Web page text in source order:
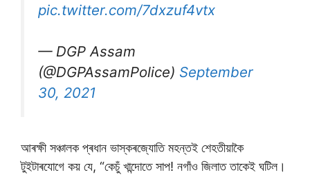
pic.twitter.com/7dxzuf4vtx
— DGP Assam
(@DGPAssamPolice) September
30, 2021
আৰক্ষী সঞ্চালক প্ৰধান ভাস্কৰজ্যোতি মহন্তই শেহতীয়াকৈ
টুইটাৰযোগে কয় যে, “কেচুঁ খান্দোতে সাপ! নগাঁও জিলাত তাকেই ঘটিল।